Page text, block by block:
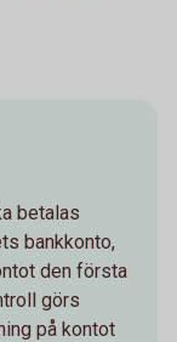
betalas
bankkonto,
den första
görs
på kontot